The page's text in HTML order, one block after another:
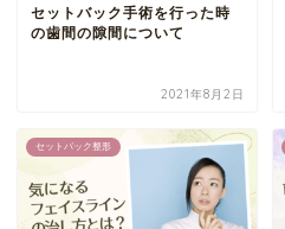
セットバック手術を行った時
の歯間の隙間について
2021年8月2日
セットバック整形